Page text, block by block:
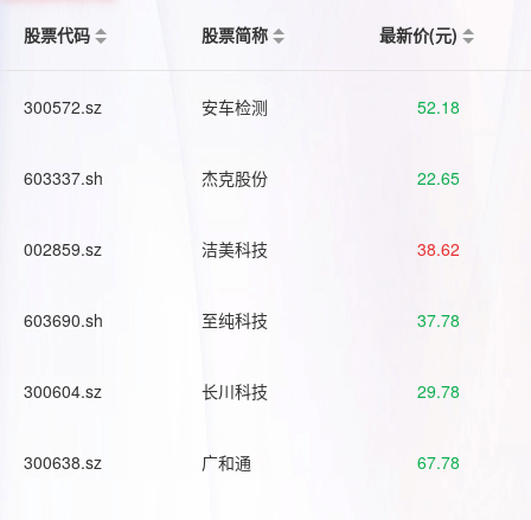
股票代码
股票简称 最新价(元)
300572.sz 安车检测 52.18
603337.sh 杰克股份 22.65
002859.sz 洁美科技 38.62
603690.sh 至纯科技 37.78
300604.sz 长川科技 29.78
300638.sz 广和通 67.78